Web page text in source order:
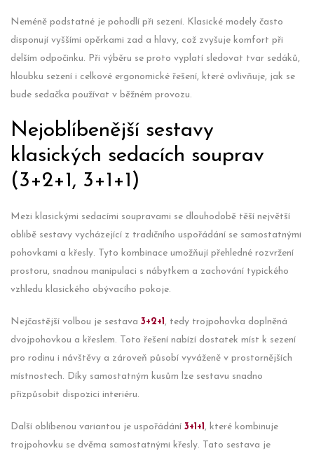
Neméně podstatné je pohodlí při sezení. Klasické modely často
disponují vyššími opěrkami zad a hlavy, což zvyšuje komfort při
delším odpočinku. Při výběru se proto vyplatí sledovat tvar sedáků,
hloubku sezení i celkové ergonomické řešení, které ovlivňuje, jak se
bude sedačka používat v běžném provozu.
Nejoblíbenější sestavy
klasických sedacích souprav
(3+2+1, 3+1+1)
Mezi klasickými sedacími soupravami se dlouhodobě těší největší
oblibě sestavy vycházející z tradičního uspořádání se samostatnými
pohovkami a křesly. Tyto kombinace umožňují přehledné rozvržení
prostoru, snadnou manipulaci s nábytkem a zachování typického
vzhledu klasického obývacího pokoje.
Nejčastější volbou je sestava 3+2+1, tedy trojpohovka doplněná
dvojpohovkou a křeslem. Toto řešení nabízí dostatek míst k sezení
pro rodinu i návštěvy a zároveň působí vyváženě v prostornějších
místnostech. Díky samostatným kusům lze sestavu snadno
přizpůsobit dispozici interiéru.
Další oblíbenou variantou je uspořádání 3+1+1, které kombinuje
trojpohovku se dvěma samostatnými křesly. Tato sestava je